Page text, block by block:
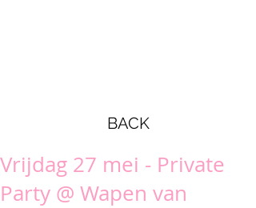
BACK
Vrijdag 27 mei - Private
Party @ Wapen van